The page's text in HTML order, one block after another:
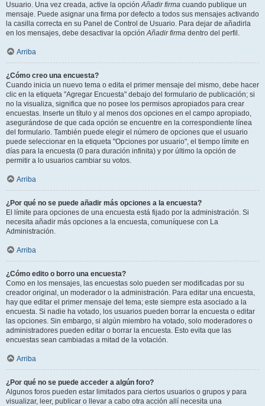
Usuario. Una vez creada, active la opciónAñadir firma cuando publique un
mensaje. Puede asignar una firma por defecto a todos sus mensajes activando
la casilla correcta en su Panel de Control de Usuario. Para dejar de añadirla
en los mensajes, debe desactivar la opciónAñadir firma dentro del perfil.
Arriba
¿Cómo creo una encuesta?
Cuando inicia un nuevo tema o edita el primer mensaje del mismo, debe hacer
clic en la etiqueta "Agregar Encuesta" debajo del formulario de publicación; si
no la visualiza, significa que no posee los permisos apropiados para crear
encuestas. Inserte un título y al menos dos opciones en el campo apropiado,
asegurándose de que cada opción se encuentre en la correspondiente línea
del formulario. También puede elegir el número de opciones que el usuario
puede seleccionar en la etiqueta "Opciones por usuario", el tiempo límite en
días para la encuesta (0 para duración infinita) y por último la opción de
permitir a lo usuarios cambiar su votos.
Arriba
¿Por qué no se puede añadir más opciones a la encuesta?
El límite para opciones de una encuesta está fijado por la administración. Si
necesita añadir más opciones a la encuesta, comuníquese con La
Administración.
Arriba
¿Cómo edito o borro una encuesta?
Como en los mensajes, las encuestas solo pueden ser modificadas por su
creador original, un moderador o la administración. Para editar una encuesta,
hay que editar el primer mensaje del tema; este siempre esta asociado a la
encuesta. Si nadie ha votado, los usuarios pueden borrar la encuesta o editar
las opciones. Sin embargo, si algún miembro ha votado, solo moderadores o
administradores pueden editar o borrar la encuesta. Esto evita que las
encuestas sean cambiadas a mitad de la votación.
Arriba
¿Por qué no se puede acceder a algún foro?
Algunos foros pueden estar limitados para ciertos usuarios o grupos y para
visualizar, leer, publicar o llevar a cabo otra acción allí necesita una